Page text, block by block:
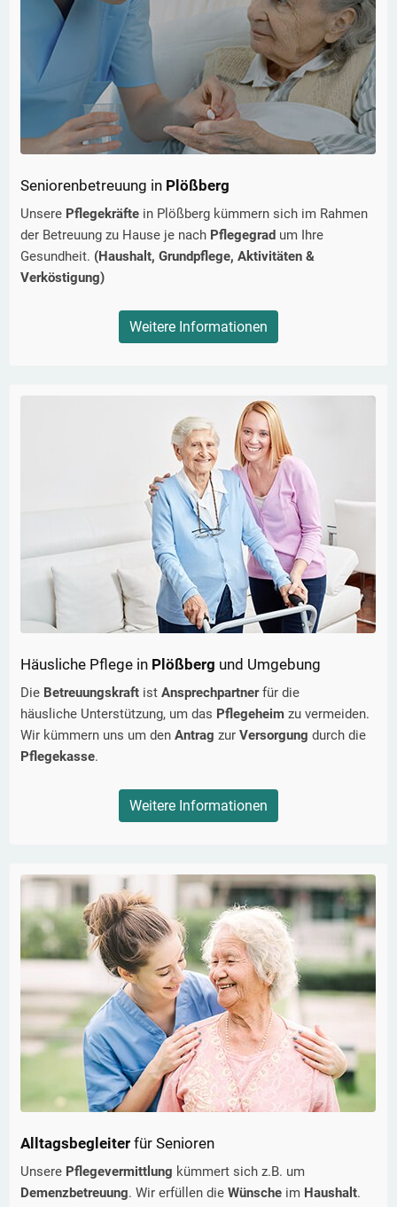
Seniorenbetreuung in Plößberg
Unsere Pflegekräfte in Plößberg kümmern sich im Rahmen
der Betreuung zu Hause je nach Pflegegrad um Ihre
Gesundheit. (Haushalt, Grundpflege, Aktivitäten &
Verköstigung)
Weitere Informationen
Häusliche Pflege in Plößberg und Umgebung
Die Betreuungskraft ist Ansprechpartnerfür die
häusliche Unterstützung, um das Pflegeheim zu vermeiden.
Wir kümmern uns um den Antrag zur Versorgung durch die
Pflegekasse.
Weitere Informationen
Alltagsbegleiter für Senioren
Unsere Pflegevermittlung kümmert sich z.B. um
Demenzbetreuung. Wir erfüllen die Wünsche im Haushalt.